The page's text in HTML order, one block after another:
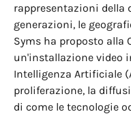
rappresentazioni della
generazioni, le
Syms ha proposto alla
un'installazione video
Intelligenza Artificiale
proliferazione, la
di come le tecnologie